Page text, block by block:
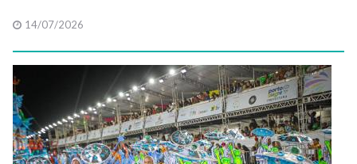
14/07/2026